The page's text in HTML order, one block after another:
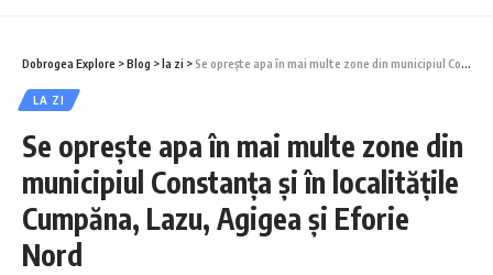
Dobrogea Explore >Blog > la zi >Se oprește apa în mai multe zone din municipiul Constanța și în localitățile Cumpăna, Lazu, Agigea și Eforie Nord
LA ZI
Se oprește apa în mai multe zone din
municipiul Constanța și în localitățile
Cumpăna, Lazu, Agigea și Eforie
Nord